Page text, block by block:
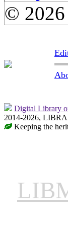
© 2026
Digital Library
2014-2026,
Keeping the